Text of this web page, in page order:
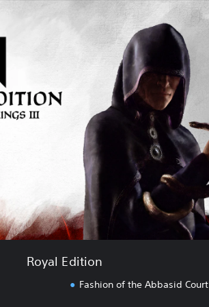
Royal Edition
Fashion of the Abbasid Court